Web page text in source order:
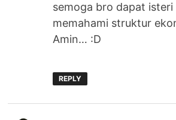
semoga bro dapat isteri
memahami struktur
Amin… :D
REPLY